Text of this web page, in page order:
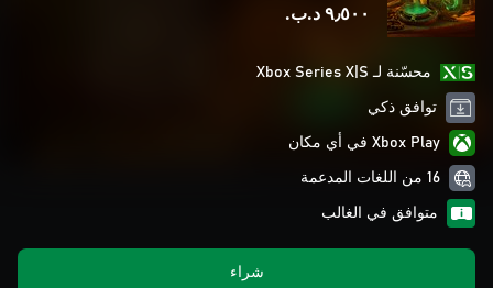
٩٫٥٠٠ د.ب.‏
محسّنة لـ Xbox Series X|S
توافق ذكي
Xbox Play في أي مكان
16 من اللغات المدعمة
متوافق في الغالب
شراء